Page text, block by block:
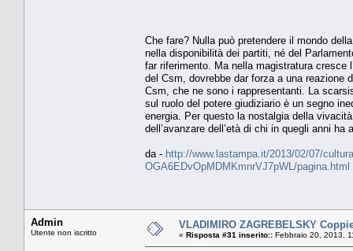
Che fare? Nulla può pretendere il mondo
nella disponibilità dei partiti, né del
far riferimento. Ma nella magistratura cresce
del Csm, dovrebbe dar forza a una reazione
Csm, che ne sono i rappresentanti. La
sul ruolo del potere giudiziario è un segno
energia. Per questo la nostalgia della
dell’avanzare dell’età di chi in quegli anni
da - http://www.lastampa.it/2013/02/07/
OGA6EDvOpMDMKmnrVJ7pWL/pagina.html
Admin
Utente non iscritto
VLADIMIRO ZAGREBELSKY
« Risposta #31 inserito:: Febbraio 20, 2013,